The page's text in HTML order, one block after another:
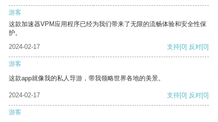
游客
这款加速器VPM应用程序已经为我们带来了无限的流畅体验和安全性保
护。
2024-02-17
支持[0] 反对[0]
游客
这款app就像我的私人导游，带我领略世界各地的美景。
2024-02-17 支持[0] 反对[0]
游客